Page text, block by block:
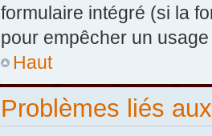
formulaire intégré (si la
pour empêcher un
Haut
Problèmes liés